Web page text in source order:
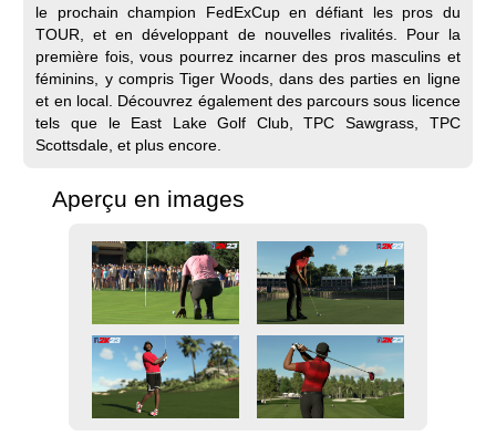
le prochain champion FedExCup en défiant les pros du
TOUR, et en développant de nouvelles rivalités. Pour la
première fois, vous pourrez incarner des pros masculins et
féminins, y compris Tiger Woods, dans des parties en ligne
et en local. Découvrez également des parcours sous licence
tels que le East Lake Golf Club, TPC Sawgrass, TPC
Scottsdale, et plus encore.
Aperçu en images